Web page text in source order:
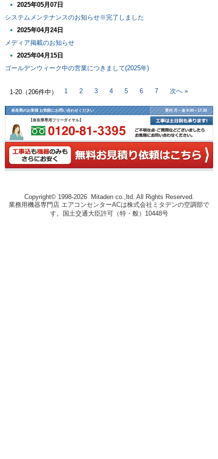
2025年05月07日
システムメンテナンスのお知らせ※完了しました
2025年04月24日
メディア掲載のお知らせ
2025年04月15日
ゴールデンウィーク中の営業につきまして(2025年)
1-20（206件中） 1 2 3 4 5 6 7 次へ »
奈良県のお客様 お気軽にお問い合わせください 受付 月～金 9:00～17:30
【奈良県専用フリーダイヤル】
Copyright© 1998-2026 Mitaden co.,ltd. All Rights Reserved.
業務用機器専門店 エアコンセンターACは株式会社ミタデンの空調部で
す。国土交通大臣許可（特・般）10448号